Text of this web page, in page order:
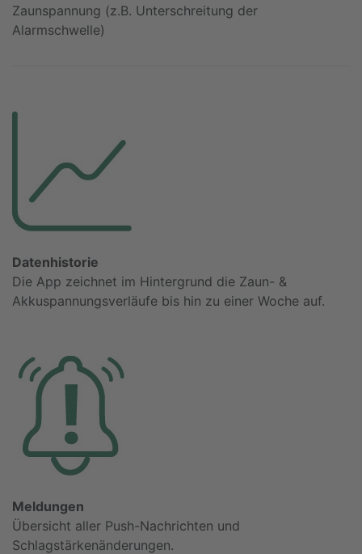
Zaunspannung (z.B. Unterschreitung der
Alarmschwelle)
Datenhistorie
Die App zeichnet im Hintergrund die Zaun- &
Akkuspannungsverläufe bis hin zu einer Woche auf.
Meldungen
Übersicht aller Push-Nachrichten und
Schlagstärkenänderungen.